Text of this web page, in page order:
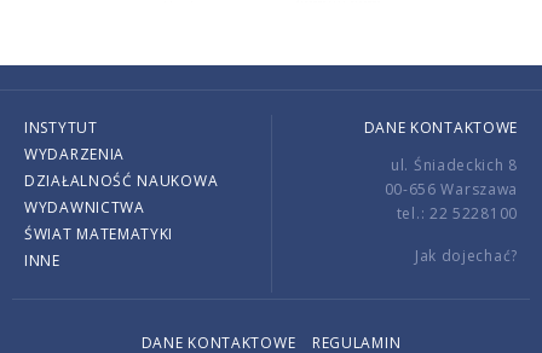
INSTYTUT
WYDARZENIA
DZIAŁALNOŚĆ NAUKOWA
WYDAWNICTWA
ŚWIAT MATEMATYKI
INNE
DANE KONTAKTOWE
ul. Śniadeckich 8
00-656 Warszawa
tel.: 22 5228100
Jak dojechać?
DANE KONTAKTOWE REGULAMIN